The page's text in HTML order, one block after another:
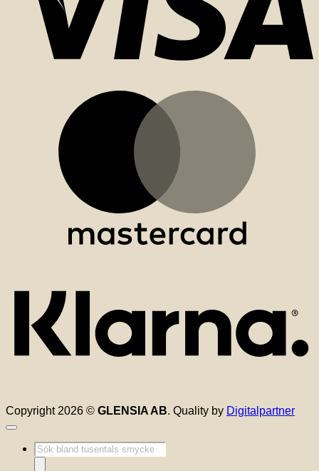
Copyright 2026 © GLENSIA AB. Quality by Digitalpartner
Produktsökning